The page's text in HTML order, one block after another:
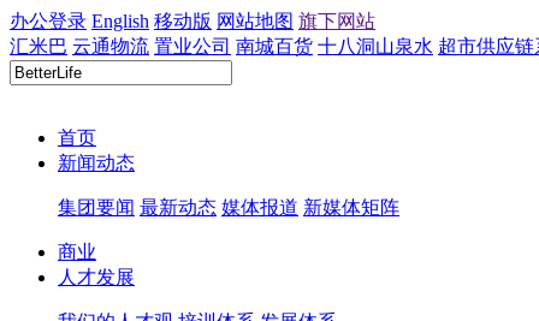
办公登录 English 移动版 网站地图 旗下网站
汇米巴 云通物流 置业公司 南城百货 十八洞山泉水 超市供应链
首页
新闻动态
集团要闻 最新动态 媒体报道 新媒体矩阵
商业
人才发展